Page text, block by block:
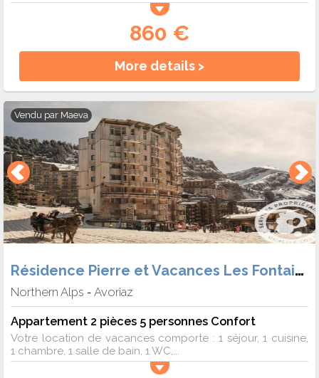
860 €
More details >
Vendu par Maeva
Résidence Pierre et Vacances Les Fontaines Blanches
Northern Alps - Avoriaz
Appartement 2 pièces 5 personnes Confort
Votre location de vacances comporte : 1 séjour, 1 cuisine,
1 chambre, 1 salle de bain, 1 WC,...